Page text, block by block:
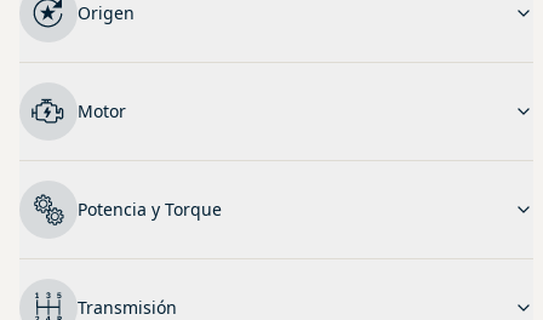
Origen
Motor
Potencia y Torque
Transmisión